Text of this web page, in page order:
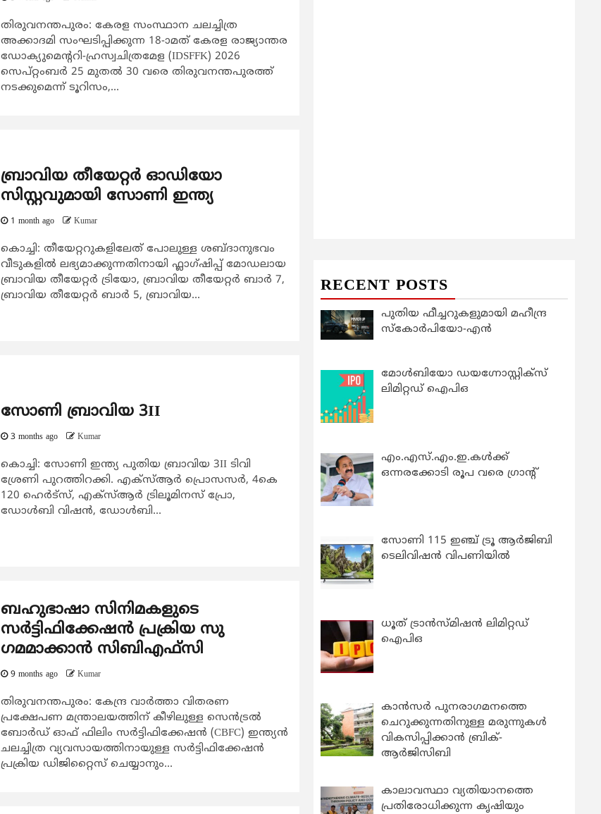
തിരുവനന്തപുരം: കേരള സംസ്ഥാന ചലച്ചിത്ര
അക്കാദമി സംഘടിപ്പിക്കുന്ന 18-ാമത് കേരള രാജ്യാന്തര
ഡോക്യുമെന്ററി-ഹ്രസ്വചിത്രമേള (IDSFFK) 2026
സെപ്റ്റംബർ 25 മുതൽ 30 വരെ തിരുവനന്തപുരത്ത്
നടക്കുമെന്ന് ടൂറിസം,...
ബ്രാവിയ തീയേറ്റർ ഓഡിയോ
സിസ്റ്റവുമായി സോണി ഇന്ത്യ
1 month ago Kumar
കൊച്ചി: തീയേറ്ററുകളിലേത് പോലുള്ള ശബ്ദാനുഭവം
വീടുകളിൽ ലഭ്യമാക്കുന്നതിനായി ഫ്ലാഗ്ഷിപ്പ് മോഡലായ
ബ്രാവിയ തീയേറ്റർ ട്രിയോ, ബ്രാവിയ തീയേറ്റർ ബാർ 7,
ബ്രാവിയ തീയേറ്റർ ബാർ 5, ബ്രാവിയ...
സോണി ബ്രാവിയ 3II
3 months ago Kumar
കൊച്ചി: സോണി ഇന്ത്യ പുതിയ ബ്രാവിയ 3II ടിവി
ശ്രേണി പുറത്തിറക്കി. എക്‌സ്ആര്‍ പ്രൊസസര്‍, 4കെ
120 ഹെര്‍ട്‌സ്, എക്‌സ്ആര്‍ ട്രിലൂമിനസ് പ്രോ,
ഡോള്‍ബി വിഷന്‍, ഡോള്‍ബി...
ബഹുഭാഷാ സിനിമകളുടെ
സർട്ടിഫിക്കേഷൻ പ്രക്രിയ സു​
ഗമമാക്കാൻ സിബിഎഫ്സി
9 months ago Kumar
തിരുവനന്തപുരം: കേന്ദ്ര വാർത്താ വിതരണ
പ്രക്ഷേപണ മന്ത്രാലയത്തിന് കീഴിലുള്ള സെൻട്രൽ
ബോർഡ് ഓഫ് ഫിലിം സർട്ടിഫിക്കേഷൻ (CBFC) ഇന്ത്യൻ
ചലച്ചിത്ര വ്യവസായത്തിനായുള്ള സർട്ടിഫിക്കേഷൻ
പ്രക്രിയ ഡിജിറ്റൈസ് ചെയ്യാനും...
RECENT POSTS
പുതിയ ഫീച്ചറുകളുമായി മഹീന്ദ്ര
സ്കോർപിയോ-എൻ
മോൾബിയോ ഡയഗ്നോസ്റ്റിക്സ്
ലിമിറ്റഡ് ഐപിഒ
എം.എസ്.എം.ഇ.കൾക്ക്
ഒന്നരക്കോടി രൂപ വരെ ഗ്രാന്റ്
സോണി 115 ഇഞ്ച് ട്രൂ ആർജിബി
ടെലിവിഷൻ വിപണിയിൽ
ധൂത് ട്രാൻസ്മിഷൻ ലിമിറ്റഡ്
ഐപിഒ
കാന്‍സര്‍ പുനരാഗമനത്തെ
ചെറുക്കുന്നതിനുള്ള മരുന്നുകള്‍
വികസിപ്പിക്കാന്‍ ബ്രിക്-
ആര്‍ജിസിബി
കാലാവസ്ഥാ വ്യതിയാനത്തെ
പ്രതിരോധിക്കുന്ന കൃഷിയും